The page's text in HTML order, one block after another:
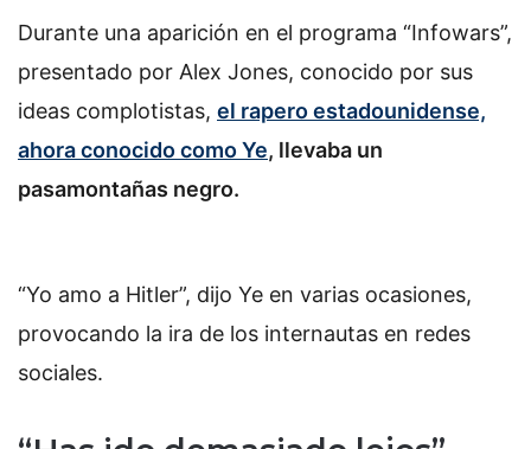
Durante una aparición en el programa “Infowars”,
presentado por Alex Jones, conocido por sus
ideas complotistas, el rapero estadounidense,
ahora conocido como Ye, llevaba un
pasamontañas negro.
“Yo amo a Hitler”, dijo Ye en varias ocasiones,
provocando la ira de los internautas en redes
sociales.